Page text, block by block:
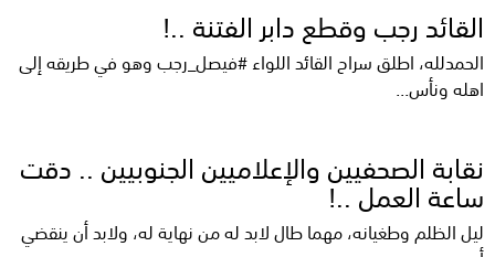
القائد رجب وقطع دابر الفتنة ..!
الحمدلله، اطلق سراح القائد اللواء #فيصل_رجب وهو في طريقه إلى
اهله ونأس...
نقابة الصحفيين والإعلاميين الجنوبيين .. دقت
ساعة العمل ..!
ليل الظلم وطغيانه، مهما طال لابد له من نهاية له، ولابد أن ينقضي